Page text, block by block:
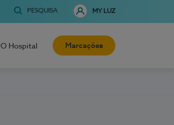
PESQUISA MY LUZ
O Hospital Marcações